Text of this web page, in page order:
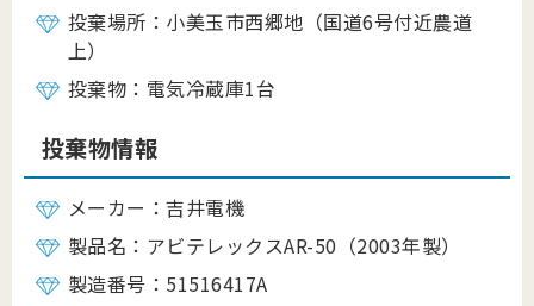
投棄場所：小美玉市西郷地（国道6号付近農道
上）
投棄物：電気冷蔵庫1台
投棄物情報
メーカー：吉井電機
製品名：アビテレックスAR-50（2003年製）
製造番号：51516417A